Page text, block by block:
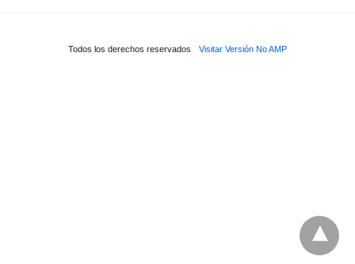
Todos los derechos reservados Visitar Versión No AMP